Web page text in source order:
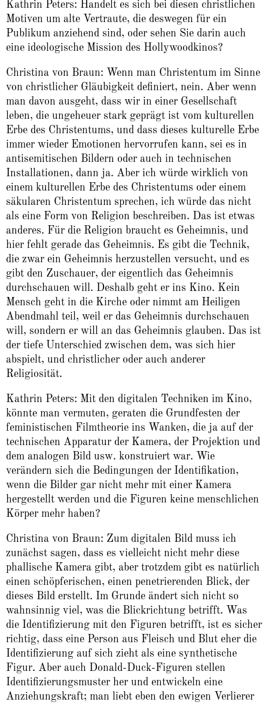
Kathrin Peters: Handelt es sich bei diesen christlichen
Motiven um alte Vertraute, die deswegen für ein
Publikum anziehend sind, oder sehen Sie darin auch
eine ideologische Mission des Hollywoodkinos?
Christina von Braun: Wenn man Christentum im Sinne
von christlicher Gläubigkeit definiert, nein. Aber wenn
man davon ausgeht, dass wir in einer Gesellschaft
leben, die ungeheuer stark geprägt ist vom kulturellen
Erbe des Christentums, und dass dieses kulturelle Erbe
immer wieder Emotionen hervorrufen kann, sei es in
antisemitischen Bildern oder auch in technischen
Installationen, dann ja. Aber ich würde wirklich von
einem kulturellen Erbe des Christentums oder einem
säkularen Christentum sprechen, ich würde das nicht
als eine Form von Religion beschreiben. Das ist etwas
anderes. Für die Religion braucht es Geheimnis, und
hier fehlt gerade das Geheimnis. Es gibt die Technik,
die zwar ein Geheimnis herzustellen versucht, und es
gibt den Zuschauer, der eigentlich das Geheimnis
durchschauen will. Deshalb geht er ins Kino. Kein
Mensch geht in die Kirche oder nimmt am Heiligen
Abendmahl teil, weil er das Geheimnis durchschauen
will, sondern er will an das Geheimnis glauben. Das ist
der tiefe Unterschied zwischen dem, was sich hier
abspielt, und christlicher oder auch anderer
Religiosität.
Kathrin Peters: Mit den digitalen Techniken im Kino,
könnte man vermuten, geraten die Grundfesten der
feministischen Filmtheorie ins Wanken, die ja auf der
technischen Apparatur der Kamera, der Projektion und
dem analogen Bild usw. konstruiert war. Wie
verändern sich die Bedingungen der Identifikation,
wenn die Bilder gar nicht mehr mit einer Kamera
hergestellt werden und die Figuren keine menschlichen
Körper mehr haben?
Christina von Braun: Zum digitalen Bild muss ich
zunächst sagen, dass es vielleicht nicht mehr diese
phallische Kamera gibt, aber trotzdem gibt es natürlich
einen schöpferischen, einen penetrierenden Blick, der
dieses Bild erstellt. Im Grunde ändert sich nicht so
wahnsinnig viel, was die Blickrichtung betrifft. Was
die Identifizierung mit den Figuren betrifft, ist es sicher
richtig, dass eine Person aus Fleisch und Blut eher die
Identifizierung auf sich zieht als eine synthetische
Figur. Aber auch Donald-Duck-Figuren stellen
Identifizierungsmuster her und entwickeln eine
Anziehungskraft; man liebt eben den ewigen Verlierer